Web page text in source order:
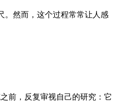
。然而，这个过程常常让人感
前，反复审视自己的研究：它